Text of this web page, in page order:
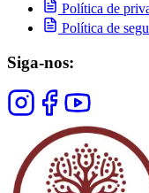
Política de
Política de
Siga-nos: